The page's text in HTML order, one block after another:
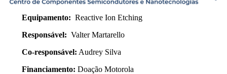
Equipamento: Reactive Ion Etching
Responsável: Valter Martarello
Co-responsável: Audrey Silva
Financiamento: Doação Motorola